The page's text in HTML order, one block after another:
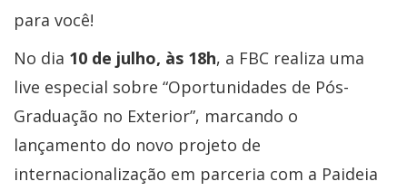
para você!
No dia 10 de julho, às 18h, a FBC realiza uma
live especial sobre “Oportunidades de Pós-
Graduação no Exterior”, marcando o
lançamento do novo projeto de
internacionalização em parceria com a Paideia